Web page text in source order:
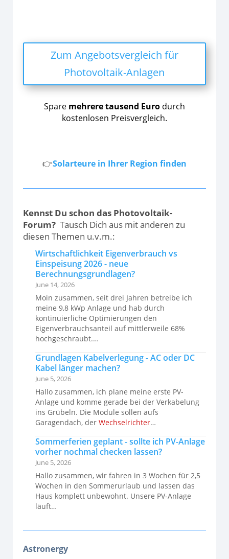
Zum Angebotsvergleich für
Photovoltaik-Anlagen
Spare mehrere tausend Eurodurch
kostenlosen Preisvergleich.
👉Solarteure in Ihrer Region finden
Kennst Du schon das Photovoltaik-
Forum? Tausch Dich aus mit anderen zu
diesen Themen u.v.m.:
Wirtschaftlichkeit Eigenverbrauch vs
Einspeisung 2026 - neue
Berechnungsgrundlagen?
June 14, 2026
Moin zusammen, seit drei Jahren betreibe ich
meine 9,8 kWp Anlage und hab durch
kontinuierliche Optimierungen den
Eigenverbrauchsanteil auf mittlerweile 68%
hochgeschraubt.…
Grundlagen Kabelverlegung - AC oder DC
Kabel länger machen?
June 5, 2026
Hallo zusammen, ich plane meine erste PV-
Anlage und komme gerade bei der Verkabelung
ins Grübeln. Die Module sollen aufs
Garagendach, der Wechselrichter…
Sommerferien geplant - sollte ich PV-Anlage
vorher nochmal checken lassen?
June 5, 2026
Hallo zusammen, wir fahren in 3 Wochen für 2,5
Wochen in den Sommerurlaub und lassen das
Haus komplett unbewohnt. Unsere PV-Anlage
läuft…
Astronergy